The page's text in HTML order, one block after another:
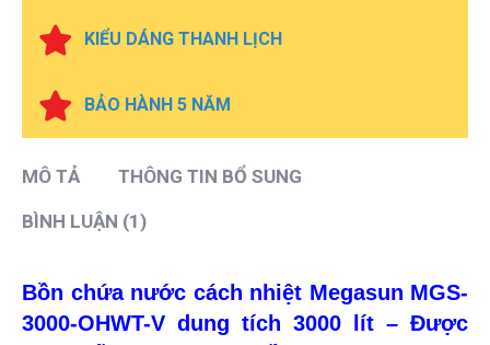
KIỂU DÁNG THANH LỊCH
BẢO HÀNH 5 NĂM
MÔ TẢ THÔNG TIN BỔ SUNG
BÌNH LUẬN (1)
Bồn chứa nước cách nhiệt Megasun MGS-
3000-OHWT-V dung tích 3000 lít – Được